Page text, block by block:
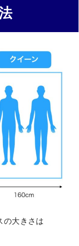
の大きさは